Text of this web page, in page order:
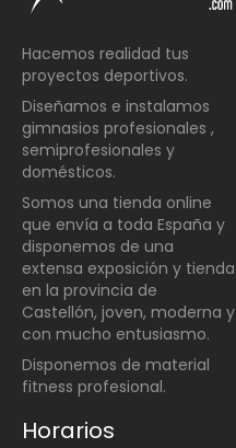
Hacemos realidad tus
proyectos deportivos.
Diseñamos e instalamos
gimnasios profesionales ,
semiprofesionales y
domésticos.
Somos una tienda online
que envía a toda España y
disponemos de una
extensa exposición y tienda
en la provincia de
Castellón, joven, moderna y
con mucho entusiasmo.
Disponemos de material
fitness profesional.
Horarios